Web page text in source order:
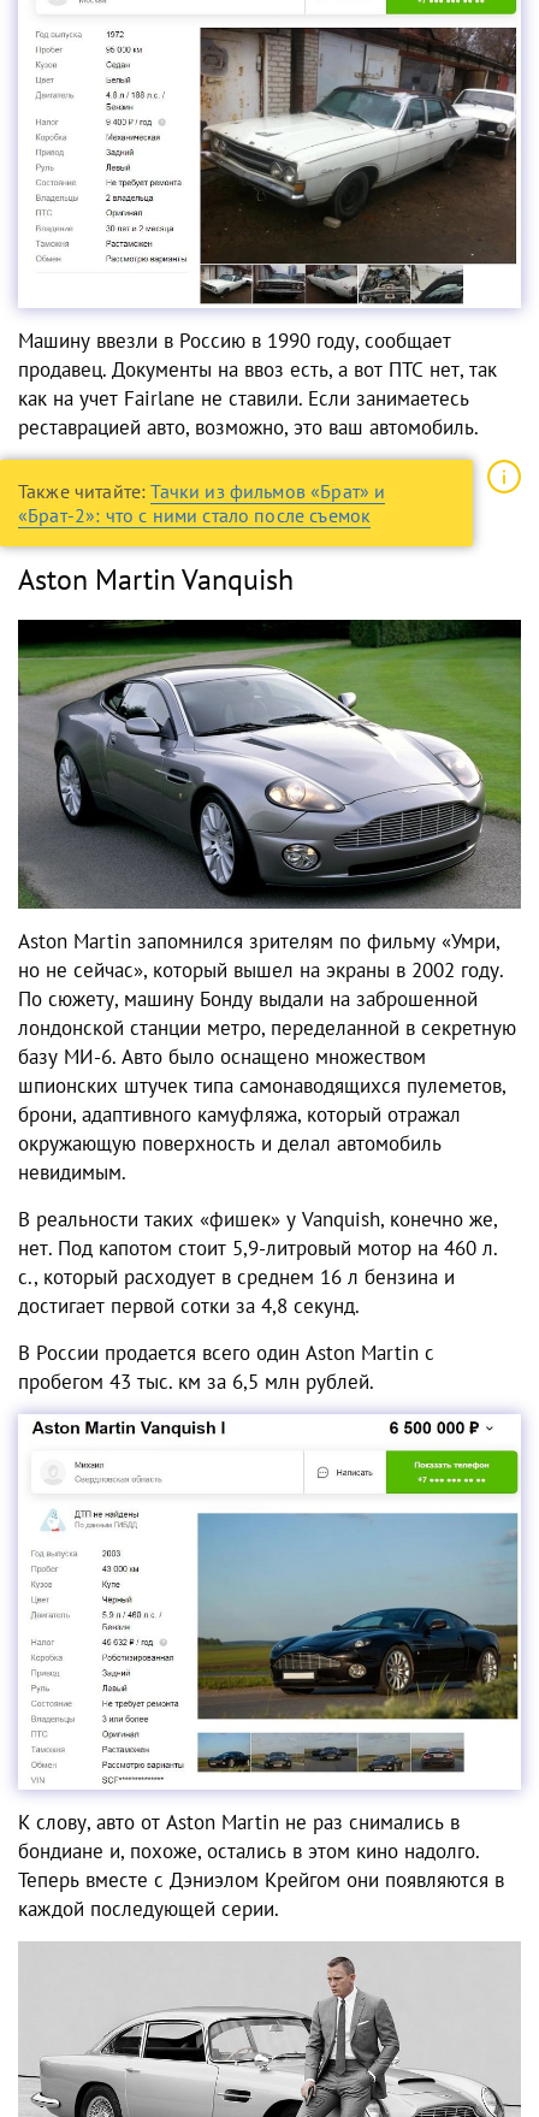
Машину ввезли в Россию в 1990 году, сообщает
продавец. Документы на ввоз есть, а вот ПТС нет, так
как на учет Fairlane не ставили. Если занимаетесь
реставрацией авто, возможно, это ваш автомобиль.
Также читайте:Тачки из фильмов «Брат» и
«Брат-2»: что с ними стало после съемок
Aston Martin Vanquish
Aston Martin запомнился зрителям по фильму «Умри,
но не сейчас», который вышел на экраны в 2002 году.
По сюжету, машину Бонду выдали на заброшенной
лондонской станции метро, переделанной в секретную
базу МИ-6. Авто было оснащено множеством
шпионских штучек типа самонаводящихся пулеметов,
брони, адаптивного камуфляжа, который отражал
окружающую поверхность и делал автомобиль
невидимым.
В реальности таких «фишек» у Vanquish, конечно же,
нет. Под капотом стоит 5,9-литровый мотор на 460 л.
с., который расходует в среднем 16 л бензина и
достигает первой сотки за 4,8 секунд.
В России продается всего один Aston Martin с
пробегом 43 тыс. км за 6,5 млн рублей.
К слову, авто от Aston Martin не раз снимались в
бондиане и, похоже, остались в этом кино надолго.
Теперь вместе с Дэниэлом Крейгом они появляются в
каждой последующей серии.